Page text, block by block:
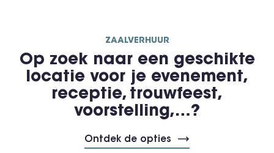
ZAALVERHUUR
Op zoek naar een geschikte
locatie voor je evenement,
receptie, trouwfeest,
voorstelling,…?
Ontdek de opties